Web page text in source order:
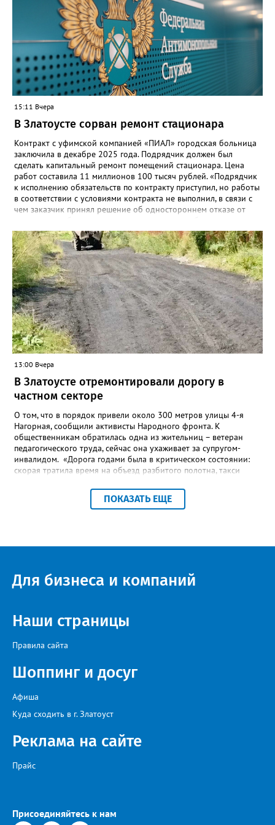
переход пройдёт максимально комфортно для пользователей».
Привычные функции - оценки, расписание, домашние задания,
связь с учителями, знакомые пользователям экосистемы
«Госуслуги Моя школа», не просто сохранятся, они будут
собраны в одном месте, подчеркнули в ведомстве. Причём в
этом случае переход на ТОР станет вообще незаметным.
15:11 Вчера
В Златоусте сорван ремонт стационара
Контракт с уфимской компанией «ПИАЛ» городская больница
заключила в декабре 2025 года. Подрядчик должен был
сделать капитальный ремонт помещений стационара. Цена
работ составила 11 миллионов 100 тысяч рублей. «Подрядчик
к исполнению обязательств по контракту приступил, но работы
в соответствии с условиями контракта не выполнил, в связи с
чем заказчик принял решение об одностороннем отказе от
Челябинском УФАС. Антимонопольная служба приняла
решение включить ООО «ПИАЛ» в реестр недобросовестных
поставщиков. В чёрном списке уфимский подрядчик будет два
года.
13:00 Вчера
В Златоусте отремонтировали дорогу в
частном секторе
О том, что в порядок привели около 300 метров улицы 4-я
Нагорная, сообщили активисты Народного фронта. К
общественникам обратилась одна из жительниц – ветеран
педагогического труда, сейчас она ухаживает за супругом-
инвалидом. «Дорога годами была в критическом состоянии:
скорая тратила время на объезд разбитого полотна, такси
однажды реанимация не смогла добраться до больного.
Жители писали в администрацию города и другие инстанции,
этого потребовалось обратиться в мэрию Златоуста.
ПОКАЗАТЬ ЕЩЕ
Для бизнеса и компаний
Наши страницы
Правила сайта
Шоппинг и досуг
Афиша
Куда сходить в г. Златоуст
Реклама на сайте
Прайс
Присоединяйтесь к нам